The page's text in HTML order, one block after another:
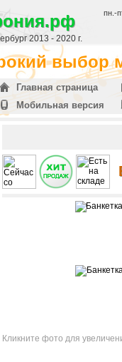
2013 - 2020 г.
пн.-
выбор
Главная страница
Мобильная версия
Кликните фото для